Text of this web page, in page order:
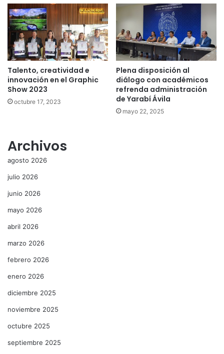
Talento, creatividad e
innovación en el Graphic
Show 2023
octubre 17, 2023
Plena disposición al
diálogo con académicos
refrenda administración
de Yarabí Ávila
mayo 22, 2025
Archivos
agosto 2026
julio 2026
junio 2026
mayo 2026
abril 2026
marzo 2026
febrero 2026
enero 2026
diciembre 2025
noviembre 2025
octubre 2025
septiembre 2025